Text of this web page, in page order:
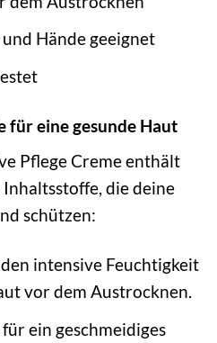
Hände geeignet
eine gesunde Haut
Pflege Creme enthält
die deine
schützen:
intensive Feuchtigkeit
vor dem Austrocknen.
ein geschmeidiges